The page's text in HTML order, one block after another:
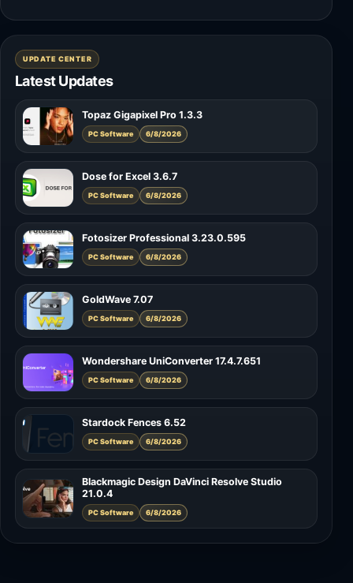
UPDATE CENTER
Latest Updates
Topaz Gigapixel Pro 1.3.3
PC Software 6/8/2026
Dose for Excel 3.6.7
PC Software 6/8/2026
Fotosizer Professional 3.23.0.595
PC Software 6/8/2026
GoldWave 7.07
PC Software 6/8/2026
Wondershare UniConverter 17.4.7.651
PC Software 6/8/2026
Stardock Fences 6.52
PC Software 6/8/2026
Blackmagic Design DaVinci Resolve Studio
21.0.4
PC Software 6/8/2026